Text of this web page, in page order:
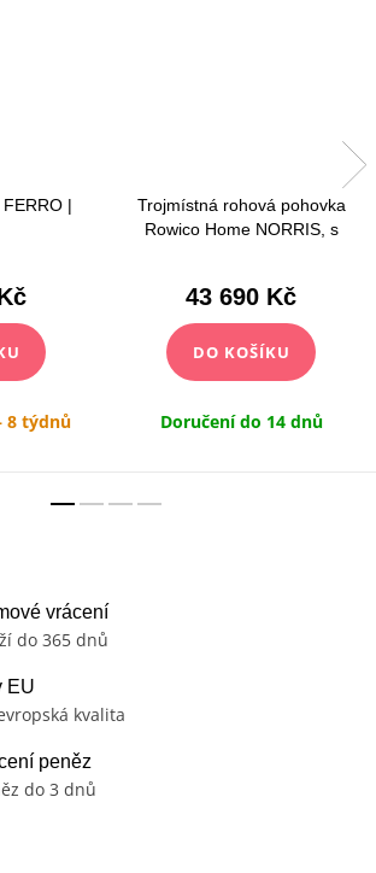
|
8 týdnů
Trojmístná rohová pohovka
Rowico Home NORRIS, s
43 690 Kč
DO KOŠÍKU
Doručení do 14 dnů
vrácení
do 365 dnů
EU
kvalita
peněz
do 3 dnů